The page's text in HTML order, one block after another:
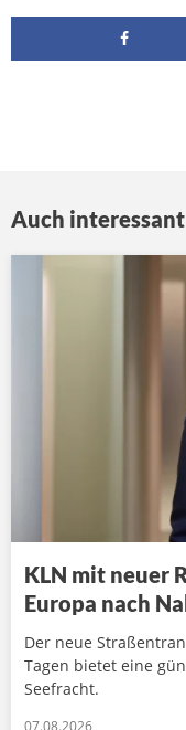
Auch interessant
KLN mit neuer
Europa nach
Der neue
Tagen bietet eine
Seefracht.
07.08.2026